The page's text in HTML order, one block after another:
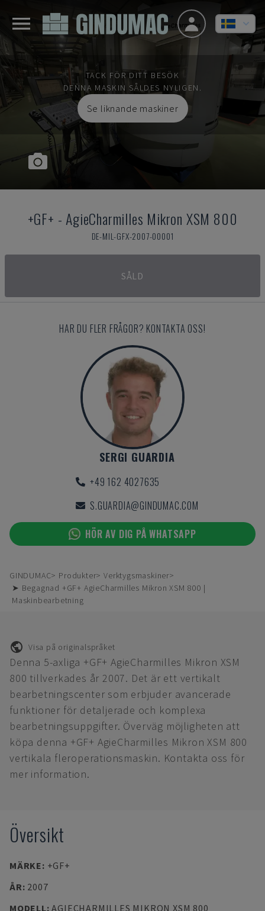
TACK FÖR DITT BESÖK
DENNA MASKIN SÅLDES NYLIGEN.
Se liknande maskiner
+GF+ - AgieCharmilles Mikron XSM 800
DE-MIL-GFX-2007-00001
SÅLD
HAR DU FLER FRÅGOR? KONTAKTA OSS!
SERGI GUARDIA
+49 162 4027635
S.GUARDIA@GINDUMAC.COM
HÖR AV DIG PÅ WHATSAPP
GINDUMAC Produkter
Verktygsmaskiner
➤ Begagnad +GF+ AgieCharmilles Mikron XSM 800 |
Maskinbearbetning
Visa på originalspråket
Denna 5-axliga +GF+ AgieCharmilles Mikron XSM
800 tillverkades år 2007. Det är ett vertikalt
bearbetningscenter som erbjuder avancerade
funktioner för detaljerade och komplexa
bearbetningsuppgifter. Överväg möjligheten att
köpa denna +GF+ AgieCharmilles Mikron XSM 800
vertikala fleroperationsmaskin. Kontakta oss för
mer information.
Översikt
MÄRKE: +GF+
ÅR: 2007
MODELL:AGIECHARMILLES MIKRON XSM 800